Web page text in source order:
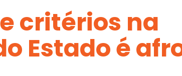
critérios na
Estado é